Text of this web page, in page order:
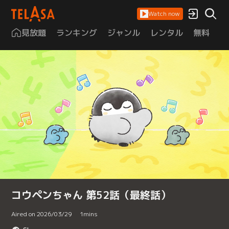
Watch now
見放題 ランキング ジャンル レンタル 無料
コウペンちゃん 第52話（最終話）
Aired on 2026/03/29 1mins